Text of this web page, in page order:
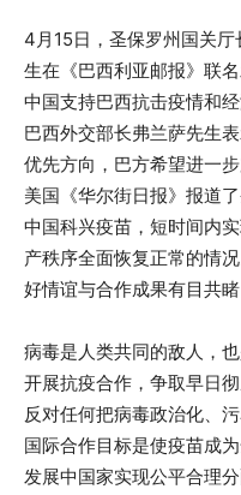
4月15日，圣保罗州国关
生在《巴西利亚邮报》联
中国支持巴西抗击疫情和
巴西外交部长弗兰萨先生
优先方向，巴方希望进一
美国《华尔街日报》报道
中国科兴疫苗，短时间内
产秩序全面恢复正常的情
好情谊与合作成果有目共
病毒是人类共同的敌人，
开展抗疫合作，争取早日
反对任何把病毒政治化、
国际合作目标是使疫苗成
发展中国家实现公平合理